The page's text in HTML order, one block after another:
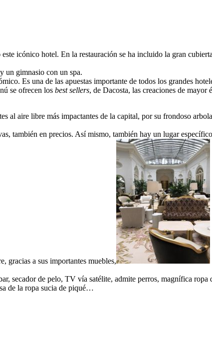
icónico hotel. En la restauración se ha incluido la gran
un gimnasio con un spa.
Es una de las apuestas importante de todos los grandes
se ofrecen los best sellers, de Dacosta, las creaciones de
al aire libre más impactantes de la capital, por su frondoso
también en precios. Así mismo, también hay un lugar
gracias a sus importantes muebles,
secador de pelo, TV vía satélite, admite perros, magnífica ropa
de la ropa sucia de piqué…